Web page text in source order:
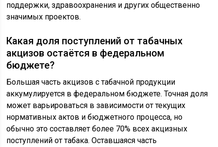
поддержки, здравоохранения и других общественно
значимых проектов.
Какая доля поступлений от табачных
акцизов остаётся в федеральном
бюджете?
Большая часть акцизов с табачной продукции
аккумулируется в федеральном бюджете. Точная доля
может варьироваться в зависимости от текущих
нормативных актов и бюджетного процесса, но
обычно это составляет более 70% всех акцизных
поступлений от табака. Оставшаяся часть